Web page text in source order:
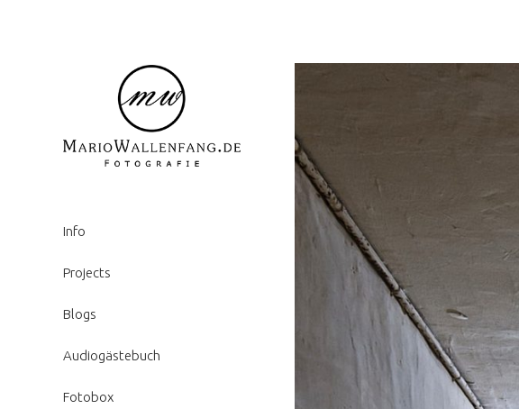
Info
Projects
Blogs
Audiogästebuch
Fotobox